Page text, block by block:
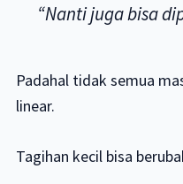
“Nanti juga bisa
Padahal tidak semua
linear.
Tagihan kecil bisa